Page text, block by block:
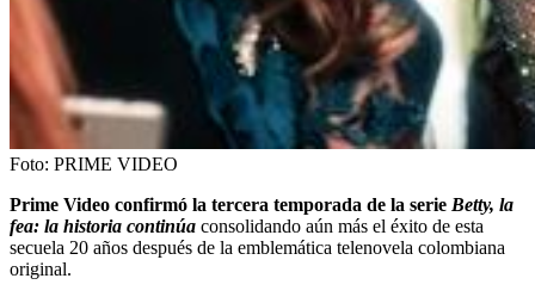
Foto: PRIME VIDEO
Prime Video confirmó la tercera temporada de la serie Betty, la
fea: la historia continúa consolidando aún más el éxito de esta
secuela 20 años después de la emblemática telenovela colombiana
original.